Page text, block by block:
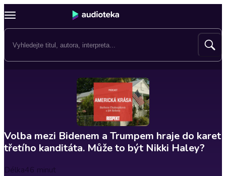
Volba mezi Bidenem a Trumpem hraje do karet
třetího kanditáta. Může to být Nikki Haley?
Délka46 minut